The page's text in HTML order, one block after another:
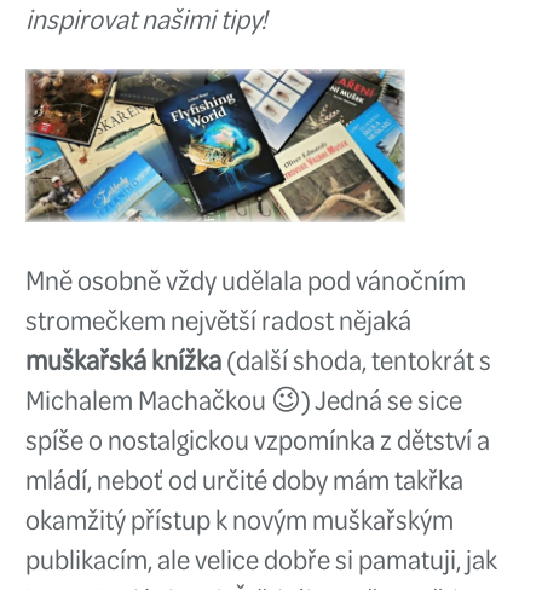
zda-li by se mi nesvěřili s jejich
dokonalý muškařský dárek.
samozřejmě rádi zapojili a
dokonce i na TOP vánočním
Takže se v klidu usaďte, nalijte
čokoládu nebo domácí
inspirovat našimi tipy!